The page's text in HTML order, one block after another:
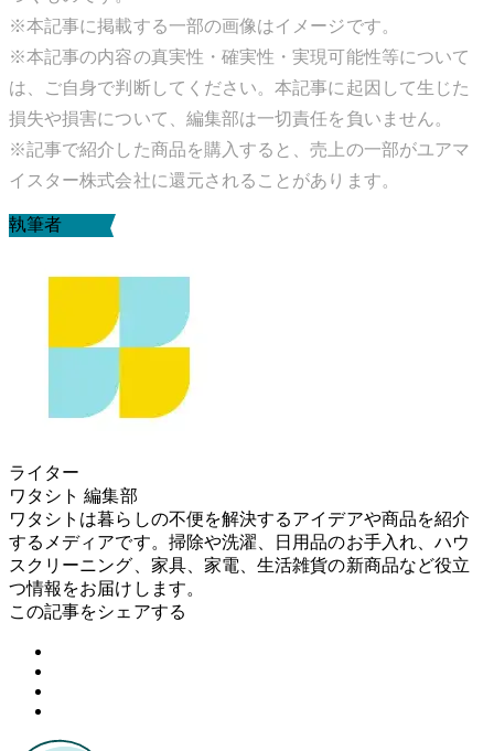
※本記事に掲載する一部の画像はイメージです。
※本記事の内容の真実性・確実性・実現可能性等について
は、ご自身で判断してください。本記事に起因して生じた
損失や損害について、編集部は一切責任を負いません。
※記事で紹介した商品を購入すると、売上の一部がユアマ
イスター株式会社に還元されることがあります。
執筆者
ライター
ワタシト 編集部
ワタシトは暮らしの不便を解決するアイデアや商品を紹介
するメディアです。掃除や洗濯、日用品のお手入れ、ハウ
スクリーニング、家具、家電、生活雑貨の新商品など役立
つ情報をお届けします。
この記事をシェアする